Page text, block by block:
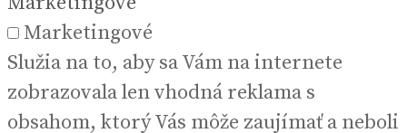
Marketingové
Služia na to, aby sa Vám na internete
zobrazovala len vhodná reklama s
obsahom, ktorý Vás môže zaujímať a neboli